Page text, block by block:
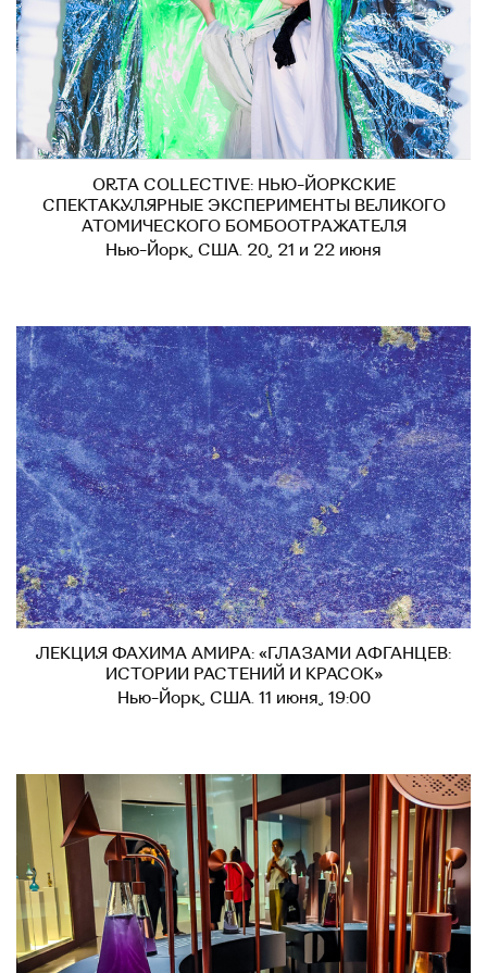
ORTA COLLECTIVE: НЬЮ-ЙОРКСКИЕ
СПЕКТАКУЛЯРНЫЕ ЭКСПЕРИМЕНТЫ ВЕЛИКОГО
АТОМИЧЕСКОГО БОМБООТРАЖАТЕЛЯ
Нью-Йорк, США. 20, 21 и 22 июня
ЛЕКЦИЯ ФАХИМА АМИРА: «ГЛАЗАМИ АФГАНЦЕВ:
ИСТОРИИ РАСТЕНИЙ И КРАСОК»
Нью-Йорк, США. 11 июня, 19:00